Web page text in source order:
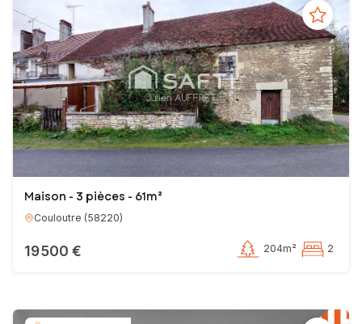
Maison - 3 pièces - 61m²
Couloutre (58220)
19 500 € 204m² 2